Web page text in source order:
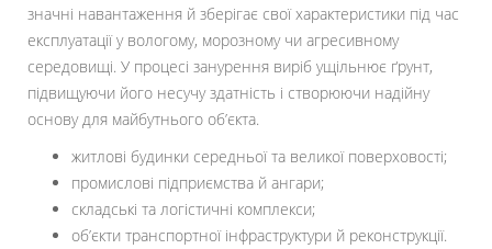
значні навантаження й зберігає свої характеристики під час
експлуатації у вологому, морозному чи агресивному
середовищі. У процесі занурення виріб ущільнює ґрунт,
підвищуючи його несучу здатність і створюючи надійну
основу для майбутнього об’єкта.
житлові будинки середньої та великої поверховості;
промислові підприємства й ангари;
складські та логістичні комплекси;
об’єкти транспортної інфраструктури й реконструкції.